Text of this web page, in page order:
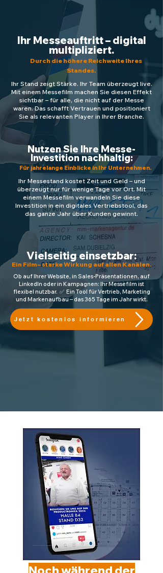
Ihr Messeauftritt – digital
multipliziert.
Durch die höhere Reichweite Ihres
Standes.
Ihr Stand zeigt Stärke. Ihr Team überzeugt live.
Mit einem Messefilm machen Sie diesen Effekt
sichtbar – für alle, die nicht auf der Messe
waren. Das schafft Vertrauen und positioniert
Sie als relevanten Player in Ihrer Branche.
Nutzen Sie Ihre Messe-
Investition nachhaltig:
Für jahrelange Einblicke in Ihr Unternehmen.
Ihr Messestand kostet Zeit und Geld – und
überzeugt nur für wenige Tage vor Ort. Mit
einem Messefilm verwandeln Sie diese
Investition in ein digitales Vertriebstool, das
das ganze Jahr über Kunden gewinnt.
Vielseitig einsetzbar:
Ein Film – starke Wirkung auf allen Kanälen.
Ob auf Ihrer Website, in Sales-Präsentationen, auf
LinkedIn oder in Kampagnen: Ihr Messefilm ist
flexibel nutzbar. ✅ Ein Tool für Vertrieb, Marketing
und Markenaufbau – das 365 Tage im Jahr wirkt.
Jetzt kostenlos informieren